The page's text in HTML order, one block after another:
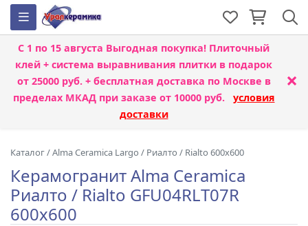
С 1 по 15 августа Выгодная покупка! Плиточный
клей + система выравнивания плитки в подарок
от 25000 руб. + бесплатная доставка по Москве в
пределах МКАД при заказе от 10000 руб. условия
доставки
×
Каталог/Alma Ceramica Largo / Риалто / Rialto 600x600
Керамогранит Alma Ceramica
Риалто / Rialto GFU04RLT07R
600x600